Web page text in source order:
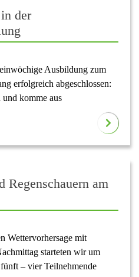
der
Ausbildung zum
erfolgreich abgeschlossen:
komme aus
Regenschauern am
Wettervorhersage mit
starteten wir um
– vier Teilnehmende